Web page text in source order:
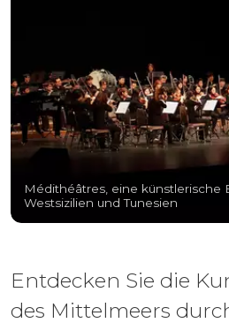
Médithéâtres, eine künstlerische
Westsizilien und Tunesien
Entdecken Sie die
des Mittelmeers